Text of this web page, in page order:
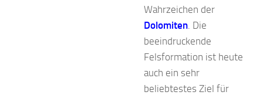
Wahrzeichen der
Dolomiten . Die
beeindruckende
Felsformation ist heute
auch ein sehr
beliebtestes Ziel für